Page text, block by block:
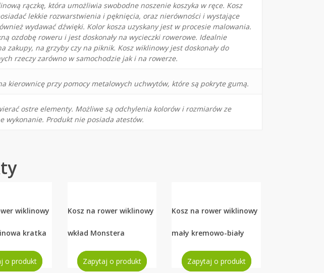
rączkę, która umożliwia swobodne noszenie koszyka w ręce. Kosz
lekkie rozwarstwienia i pęknięcia, oraz nierówności i wystające
wydawać dźwięki. Kolor kosza uzyskany jest w procesie malowania.
ozdobę roweru i jest doskonały na wycieczki rowerowe. Idealnie
zakupy, na grzyby czy na piknik. Kosz wiklinowy jest doskonały do
rzeczy zarówno w samochodzie jak i na rowerze.
kierownicę przy pomocy metalowych uchwytów, które są pokryte gumą.
ostre elementy. Możliwe są odchylenia kolorów i rozmiarów ze
wykonanie. Produkt nie posiada atestów.
wiklinowy
kratka
o produkt
Kosz na rower wiklinowy
wkład Monstera
Zapytaj o produkt
Kosz na rower wiklinowy
mały kremowo-biały
Zapytaj o produkt